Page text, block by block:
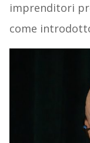
imprenditori
come